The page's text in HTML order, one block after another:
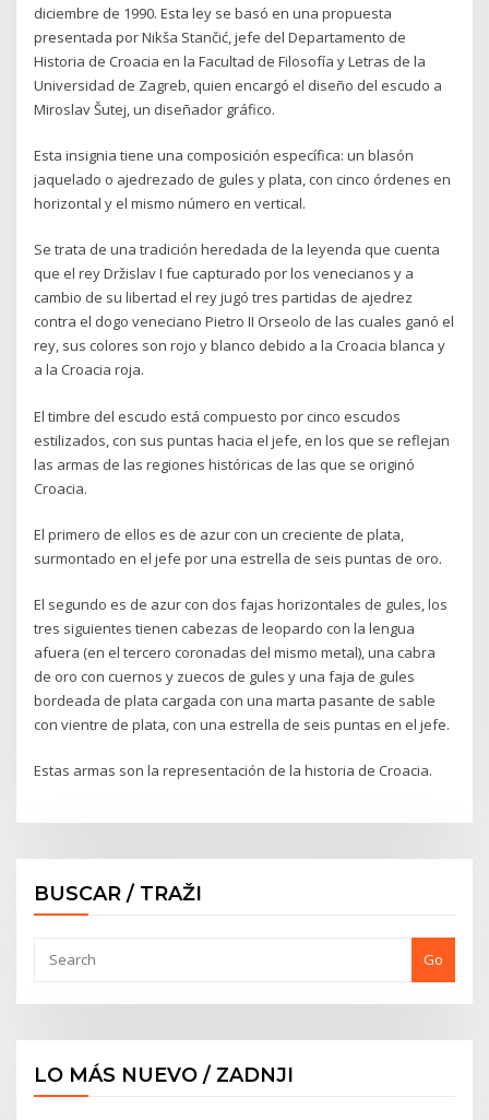
diciembre de 1990. Esta ley se basó en una propuesta
presentada por Nikša Stančić, jefe del Departamento de
Historia de Croacia en la Facultad de Filosofía y Letras de la
Universidad de Zagreb, quien encargó el diseño del escudo a
Miroslav Šutej, un diseñador gráfico.
Esta insignia tiene una composición específica: un blasón
jaquelado o ajedrezado de gules y plata, con cinco órdenes en
horizontal y el mismo número en vertical.
Se trata de una tradición heredada de la leyenda que cuenta
que el rey Držislav I fue capturado por los venecianos y a
cambio de su libertad el rey jugó tres partidas de ajedrez
contra el dogo veneciano Pietro II Orseolo de las cuales ganó el
rey, sus colores son rojo y blanco debido a la Croacia blanca y
a la Croacia roja.
El timbre del escudo está compuesto por cinco escudos
estilizados, con sus puntas hacia el jefe, en los que se reflejan
las armas de las regiones históricas de las que se originó
Croacia.
El primero de ellos es de azur con un creciente de plata,
surmontado en el jefe por una estrella de seis puntas de oro.
El segundo es de azur con dos fajas horizontales de gules, los
tres siguientes tienen cabezas de leopardo con la lengua
afuera (en el tercero coronadas del mismo metal), una cabra
de oro con cuernos y zuecos de gules y una faja de gules
bordeada de plata cargada con una marta pasante de sable
con vientre de plata, con una estrella de seis puntas en el jefe.
Estas armas son la representación de la historia de Croacia.
BUSCAR / TRAŽI
Go
LO MÁS NUEVO / ZADNJI